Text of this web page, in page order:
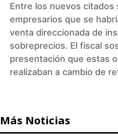
Entre los nuevos citados
empresarios que se
venta direccionada de
sobreprecios. El fiscal
presentación que estas
realizaban a cambio de
Más Noticias